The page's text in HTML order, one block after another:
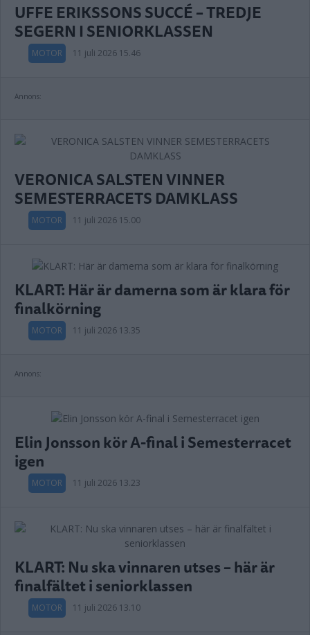
UFFE ERIKSSONS SUCCÉ – TREDJE
SEGERN I SENIORKLASSEN
MOTOR 11 juli 2026 15.46
Annons:
VERONICA SALSTEN VINNER
SEMESTERRACETS DAMKLASS
MOTOR 11 juli 2026 15.00
KLART: Här är damerna som är klara för
finalkörning
MOTOR 11 juli 2026 13.35
Annons:
Elin Jonsson kör A-final i Semesterracet
igen
MOTOR 11 juli 2026 13.23
KLART: Nu ska vinnaren utses – här är
finalfältet i seniorklassen
MOTOR 11 juli 2026 13.10